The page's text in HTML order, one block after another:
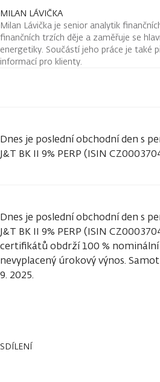
MILAN LÁVIČKA
Milan Lávička je senior analytik
finančních trzích děje a zaměřuje se
energetiky. Součástí jeho práce je také
informací pro klienty.
Dnes je poslední obchodní den s
J&T BK II 9% PERP (ISIN
Dnes je poslední obchodní den s
J&T BK II 9% PERP (ISIN
certifikátů obdrží 100 %
nevyplacený úrokový výnos.
9. 2025.
SDÍLENÍ